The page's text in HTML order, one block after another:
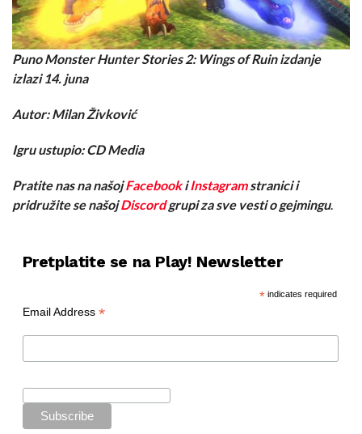
Puno Monster Hunter Stories 2: Wings of Ruin izdanje
izlazi 14. juna
Autor: Milan Živković
Igru ustupio: CD Media
Pratite nas na našojFacebookiInstagramstranici i
pridružite se našojDiscordgrupi za sve vesti o gejmingu.
Pretplatite se na Play! Newsletter
*indicates required
Email Address *